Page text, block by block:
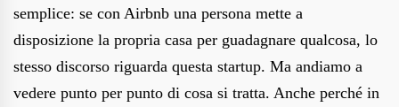
semplice: se con Airbnb una persona mette a
disposizione la propria casa per guadagnare qualcosa, lo
stesso discorso riguarda questa startup. Ma andiamo a
vedere punto per punto di cosa si tratta. Anche perché in